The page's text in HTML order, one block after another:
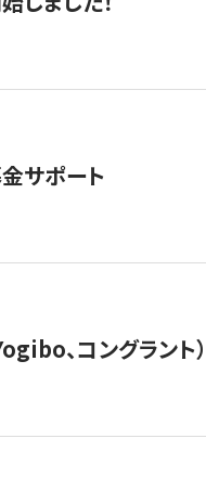
サポート
、コングラント）